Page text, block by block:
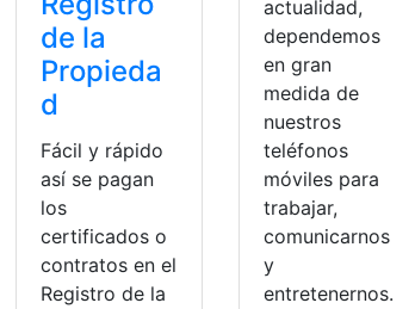
de la
Propieda
d
Fácil y rápido
así se pagan
los
certificados o
contratos en el
Registro de la
actualidad,
dependemos
en gran
medida de
nuestros
teléfonos
móviles para
trabajar,
comunicarnos
y
entretenernos.